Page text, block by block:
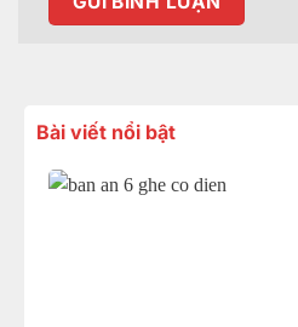
Bài viết nổi bật